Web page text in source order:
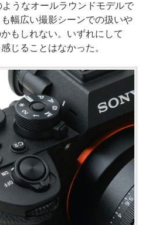
ようなオールラウンドモデルで
幅広い撮影シーンでの扱いや
もしれない。いずれにして
じることはなかった。